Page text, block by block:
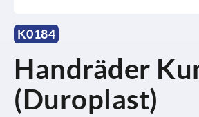
K0184
Handräder
(Duroplast)